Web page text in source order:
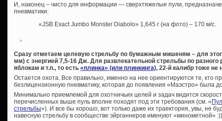
И, наконец – чисто для информации — сверхтяжелые пули,
пневматики:
«JSB Exact Jumbo Monster Diabolo» 1,645 г (на фото) – 170 м/с.
Сразу отметаем целевую стрельбу по бумажным мишеням – для
мм) с энергией 7,5-16 Дж. Для развлекательной стрельбы по
яблокам и т.п., то есть «плинка» (или плинкинга), 22-й калибр тоже не
Остается охота. Все правильно, именно на нее ориентируются те, кто
безлицензионную пневматику, которая до появления «Маэстро» была
Минимально приемлемой для охотничьих целей и задач видится
перечисленных выше пуль вполне походят под эти требования (см. «
стрельбы»). И все бы хорошо, вот только даже их траектория, увы, не
навесную стрельбу в сообществе эйрганнеров именуют «минометной»